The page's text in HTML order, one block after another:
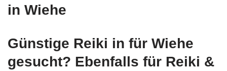
in Wiehe
Günstige Reiki in für Wiehe
gesucht? Ebenfalls für Reiki &